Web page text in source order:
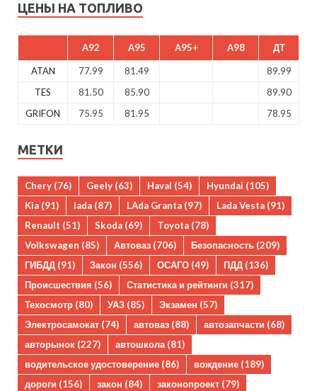
ЦЕНЫ НА ТОПЛИВО
A92 A95 A95+ A98 ДТ
ATAN 77.99 81.49
89.99
TES
81.50 85.90
89.90
GRIFON
75.95 81.95 78.95
МЕТКИ
Chery (76) Geely (63) Haval (54) Hyundai (105)
Kia (91) lada (87) LAda Granta (97) Lada Vesta (91)
Renault (51) Skoda (69) Toyota (78)
Volkswagen (85) Автоваз (706) Безопасность (209)
ГИБДД (91) Закон (556) ОСАГО (49) ПДД (136)
Происшествия (56) Статистика и рейтинги (317)
Техосмотр (80) УАЗ (85) Экзамен (57)
Электросамокат (74) автоваз (88) автозапчасти (68)
авторынок (227) автошкола(81)
водительское удостоверение (86) вождение (189)
дороги (156) закон (84) законопроект (79)